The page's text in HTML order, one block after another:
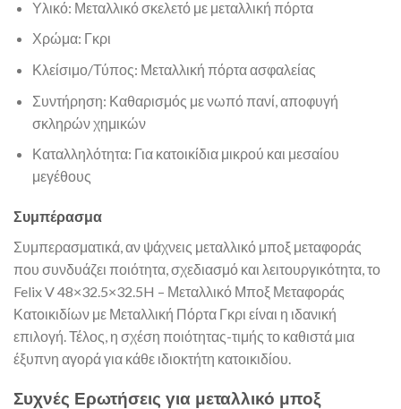
Υλικό: Μεταλλικό σκελετό με μεταλλική πόρτα
Χρώμα: Γκρι
Κλείσιμο/Τύπος: Μεταλλική πόρτα ασφαλείας
Συντήρηση: Καθαρισμός με νωπό πανί, αποφυγή
σκληρών χημικών
Καταλληλότητα: Για κατοικίδια μικρού και μεσαίου
μεγέθους
Συμπέρασμα
Συμπερασματικά, αν ψάχνεις μεταλλικό μποξ μεταφοράς
που συνδυάζει ποιότητα, σχεδιασμό και λειτουργικότητα, το
Felix V 48×32.5×32.5H – Μεταλλικό Μποξ Μεταφοράς
Κατοικιδίων με Μεταλλική Πόρτα Γκρι είναι η ιδανική
επιλογή. Τέλος, η σχέση ποιότητας-τιμής το καθιστά μια
έξυπνη αγορά για κάθε ιδιοκτήτη κατοικιδίου.
Συχνές Ερωτήσεις για μεταλλικό μποξ